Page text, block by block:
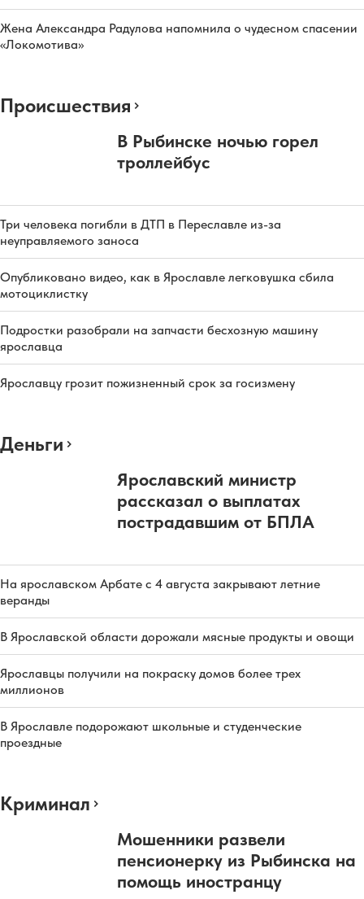
Жена Александра Радулова напомнила о чудесном спасении
«Локомотива»
Происшествия
В Рыбинске ночью горел
троллейбус
Три человека погибли в ДТП в Переславле из-за
неуправляемого заноса
Опубликовано видео, как в Ярославле легковушка сбила
мотоциклистку
Подростки разобрали на запчасти бесхозную машину
ярославца
Ярославцу грозит пожизненный срок за госизмену
Деньги
Ярославский министр
рассказал о выплатах
пострадавшим от БПЛА
На ярославском Арбате с 4 августа закрывают летние
веранды
В Ярославской области дорожали мясные продукты и овощи
Ярославцы получили на покраску домов более трех
миллионов
В Ярославле подорожают школьные и студенческие
проездные
Криминал
Мошенники развели
пенсионерку из Рыбинска на
помощь иностранцу